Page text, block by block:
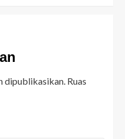
dipublikasikan. Ruas